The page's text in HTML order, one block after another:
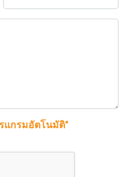
แกรมอัตโนมัติ"